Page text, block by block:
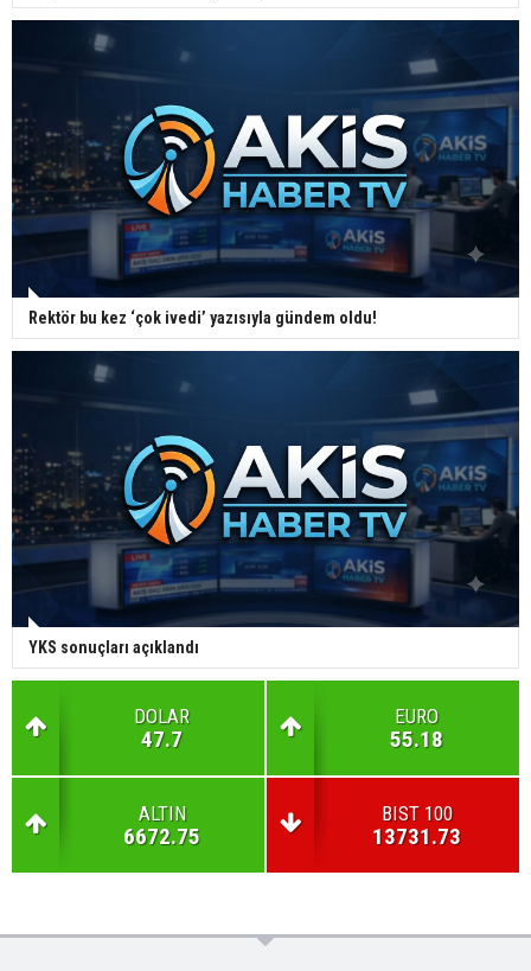
Rektör bu kez ‘çok ivedi’ yazısıyla gündem oldu!
YKS sonuçları açıklandı
DOLAR
47.7
EURO
55.18
ALTIN
6672.75
BIST 100
13731.73